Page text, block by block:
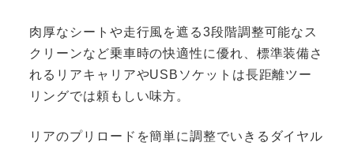
肉厚なシートや走行風を遮る3段階調整可能なス
クリーンなど乗車時の快適性に優れ、標準装備さ
れるリアキャリアやUSBソケットは長距離ツー
リングでは頼もしい味方。
リアのプリロードを簡単に調整でいきるダイヤル